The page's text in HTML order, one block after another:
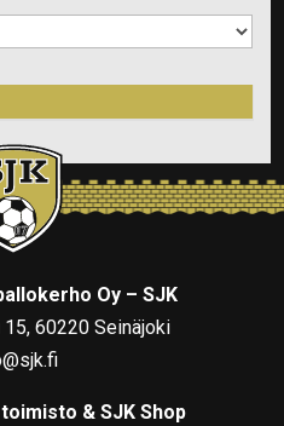
Oy – SJK
60220 Seinäjoki
& SJK Shop